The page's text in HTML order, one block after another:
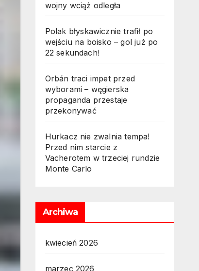
wojny wciąż odległa
Polak błyskawicznie trafił po
wejściu na boisko – gol już po
22 sekundach!
Orbán traci impet przed
wyborami – węgierska
propaganda przestaje
przekonywać
Hurkacz nie zwalnia tempa!
Przed nim starcie z
Vacherotem w trzeciej rundzie
Monte Carlo
Archiwa
kwiecień 2026
marzec 2026